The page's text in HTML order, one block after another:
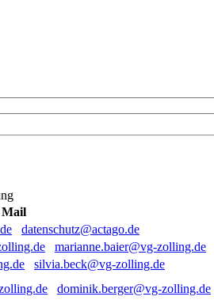
Mail
datenschutz@actago.de
marianne.baier@vg-zolling.de
silvia.beck@vg-zolling.de
dominik.berger@vg-zolling.de